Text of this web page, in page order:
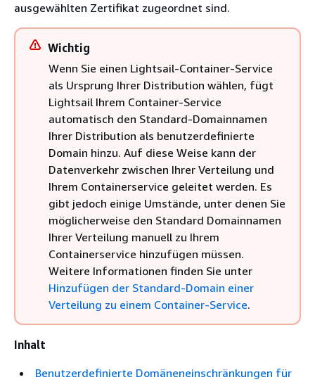
ausgewählten Zertifikat zugeordnet sind.
Wichtig
Wenn Sie einen Lightsail-Container-Service
als Ursprung Ihrer Distribution wählen, fügt
Lightsail Ihrem Container-Service
automatisch den Standard-Domainnamen
Ihrer Distribution als benutzerdefinierte
Domain hinzu. Auf diese Weise kann der
Datenverkehr zwischen Ihrer Verteilung und
Ihrem Containerservice geleitet werden. Es
gibt jedoch einige Umstände, unter denen Sie
möglicherweise den Standard Domainnamen
Ihrer Verteilung manuell zu Ihrem
Containerservice hinzufügen müssen.
Weitere Informationen finden Sie unter
Hinzufügen der Standard-Domain einer
Verteilung zu einem Container-Service.
Inhalt
Benutzerdefinierte Domäneneinschränkungen für